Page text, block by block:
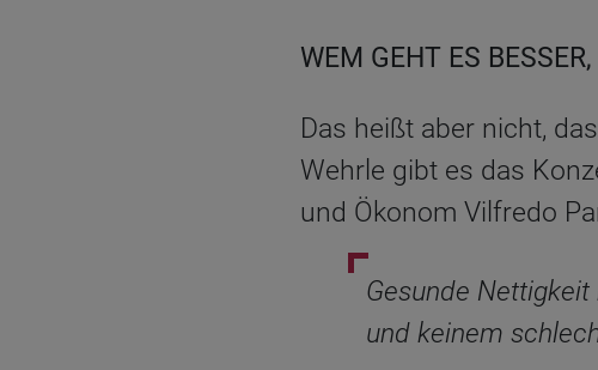
WEM GEHT ES
Das heißt aber nicht,
Wehrle gibt es das
und Ökonom Vilfredo
Gesunde
und keinem